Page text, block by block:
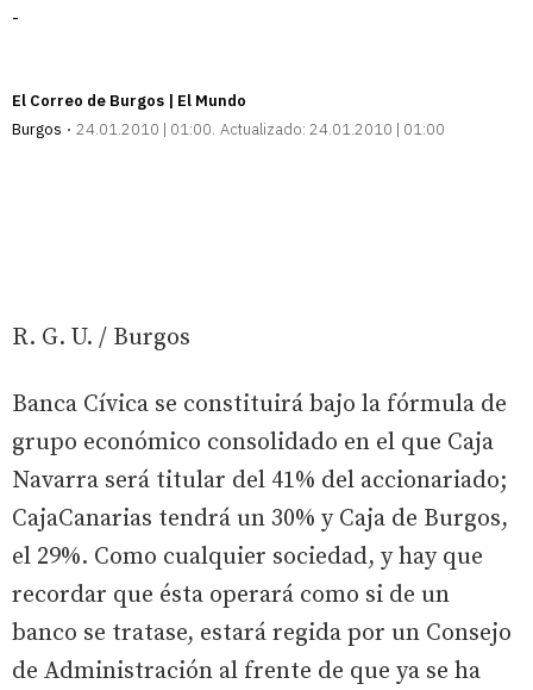
-
El Correo de Burgos | El Mundo
Burgos
24.01.2010 | 01:00 Actualizado: 24.01.2010 | 01:00
R. G. U. / Burgos
Banca Cívica se constituirá bajo la fórmula de
grupo económico consolidado en el que Caja
Navarra será titular del 41% del accionariado;
CajaCanarias tendrá un 30% y Caja de Burgos,
el 29%. Como cualquier sociedad, y hay que
recordar que ésta operará como si de un
banco se tratase, estará regida por un Consejo
de Administración al frente de que ya se ha